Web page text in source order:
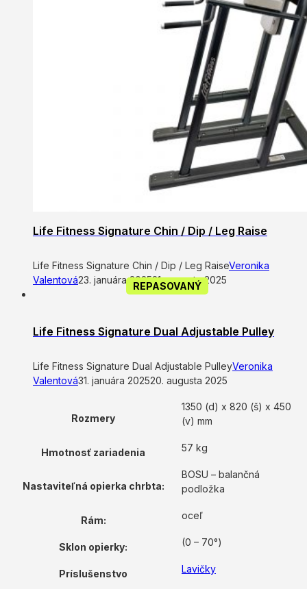
Life Fitness Signature Chin / Dip / Leg Raise
Life Fitness Signature Chin / Dip / Leg RaiseVeronika
Valentová23. januára 202521. augusta 2025
REPASOVANÝ
Life Fitness Signature Dual Adjustable Pulley
Life Fitness Signature Dual Adjustable PulleyVeronika
Valentová31. januára 202520. augusta 2025
Rozmery
1350 (d) x 820 (š) x 450
(v) mm
Hmotnosť zariadenia 57 kg
Nastaviteľná opierka chrbta:
BOSU – balančná
podložka
Rám: oceľ
Sklon opierky: (0 – 70°)
Príslušenstvo Lavičky